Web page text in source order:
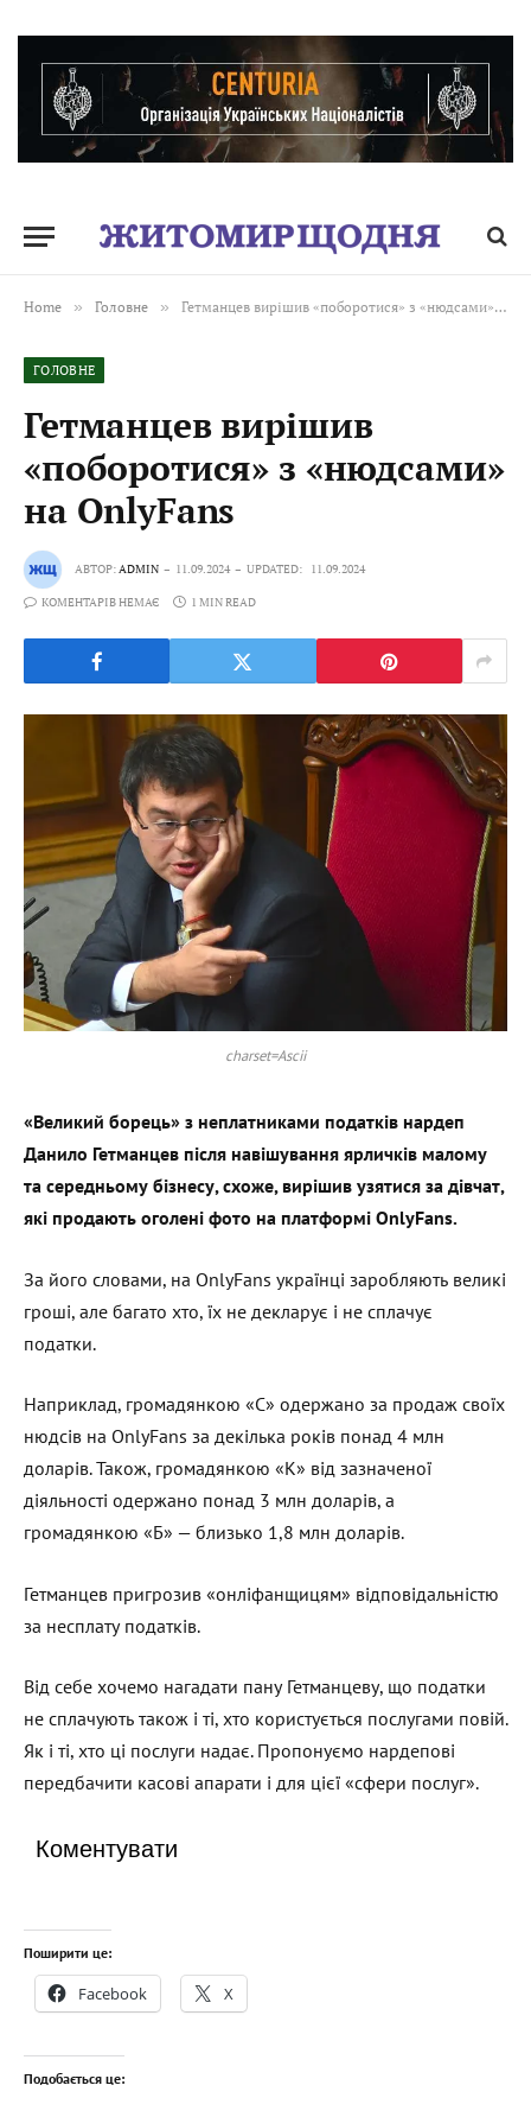
Home » Головне » Гетманцев вирішив «поборотися» з «нюдсами» на OnlyFans
ГОЛОВНЕ
Гетманцев вирішив
«поборотися» з «нюдсами»
на OnlyFans
АВТОР:ADMIN 11.09.2024 UPDATED: 11.09.2024
КОМЕНТАРІВ НЕМАЄ 1 MIN READ
charset=Ascii
«Великий борець» з неплатниками податків нардеп
Данило Гетманцев після навішування ярличків малому
та середньому бізнесу, схоже, вирішив узятися за дівчат,
які продають оголені фото на платформі OnlyFans.
За його словами, на OnlyFans українці заробляють великі
гроші, але багато хто, їх не декларує і не сплачує
податки.
Наприклад, громадянкою «С» одержано за продаж своїх
нюдсів на OnlyFans за декілька років понад 4 млн
доларів. Також, громадянкою «К» від зазначеної
діяльності одержано понад 3 млн доларів, а
громадянкою «Б» — близько 1,8 млн доларів.
Гетманцев пригрозив «онліфанщицям» відповідальністю
за несплату податків.
Від себе хочемо нагадати пану Гетманцеву, що податки
не сплачують також і ті, хто користується послугами повій.
Як і ті, хто ці послуги надає. Пропонуємо нардепові
передбачити касові апарати і для цієї «сфери послуг».
Коментувати
Поширити це:
Facebook X
Подобається це: